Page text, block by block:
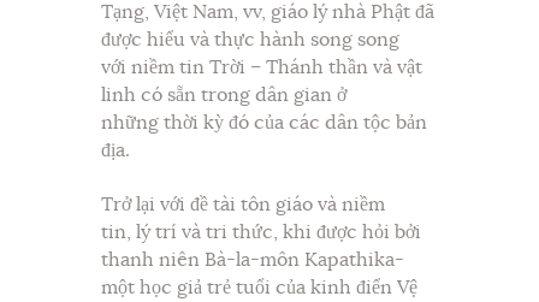
Tạng, Việt Nam, vv, giáo lý nhà Phật đã
được hiểu và thực hành song song
với niềm tin Trời – Thánh thần và vật
linh có sẵn trong dân gian ở
những thời kỳ đó của các dân tộc bản
địa.
Trở lại với đề tài tôn giáo và niềm
tin, lý trí và tri thức, khi được hỏi bởi
thanh niên Bà-la-môn Kapathika-
một học giả trẻ tuổi của kinh điển Vệ